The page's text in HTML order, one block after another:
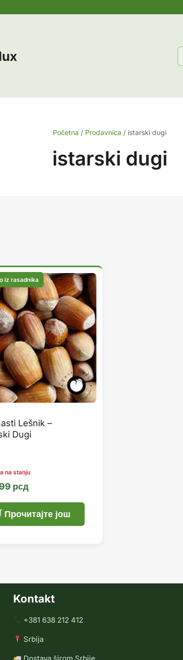
Početna / Prodavnica / istarski dugi
istarski dugi
Lešnik –
Dugi
рсд
Прочитајте још
Kontakt
+381 638 212 412
Srbija